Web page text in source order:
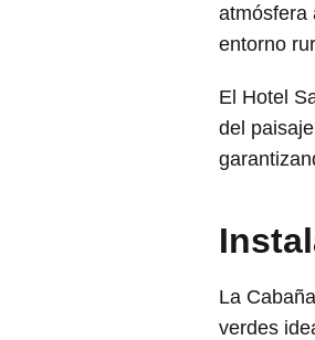
atmósfera
entorno
El Hotel
del
La
verdes